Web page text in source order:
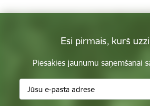
Esi pirmais, kurš
Piesakies jaunumu saņemšanai